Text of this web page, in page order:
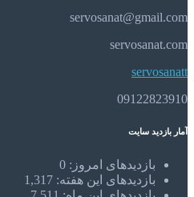
servosanat@gmail.com
servosanat.com
servosanatt
09122823910
آمار بازدید سایت
بازدیدهای امروز: 0
بازدیدهای این هفته: 1,317